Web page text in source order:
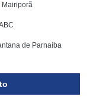
Mairiporã
de Parnaíba